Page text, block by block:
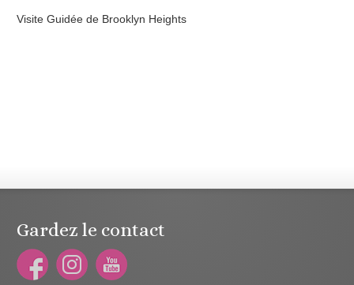
Visite Guidée de Brooklyn Heights
Gardez le contact